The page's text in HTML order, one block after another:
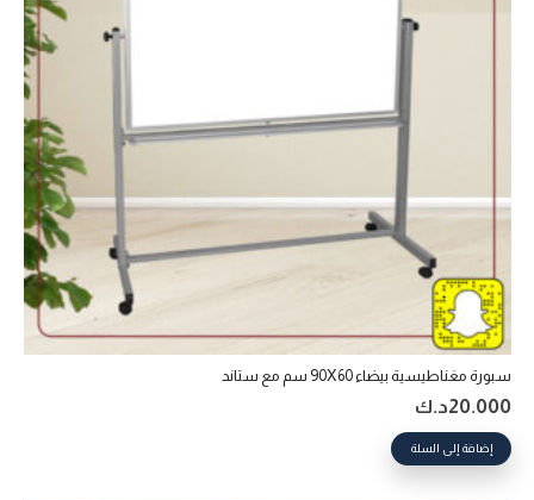
سبورة مغناطيسية بيضاء 90X60 سم مع ستاند
20.000د.ك
إضافة إلى السلة